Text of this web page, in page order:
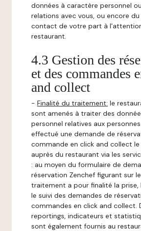
données à caractère personnel
relations avec vous, ou encore
contact de votre part à
restaurant.
4.3 Gestion des
et des commandes
and collect
- Finalité du traitement: le
sont amenés à traiter des
personnel relatives aux
effectué une demande de
commande en click and collect
auprès du restaurant via les
: au moyen du formulaire de
réservation Zenchef figurant sur
traitement a pour finalité la prise,
le suivi des demandes de
commandes en click and collect.
reportings, indicateurs et
sont également fournis au